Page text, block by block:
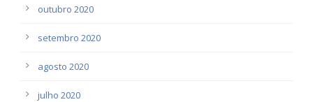
outubro 2020
setembro 2020
agosto 2020
julho 2020